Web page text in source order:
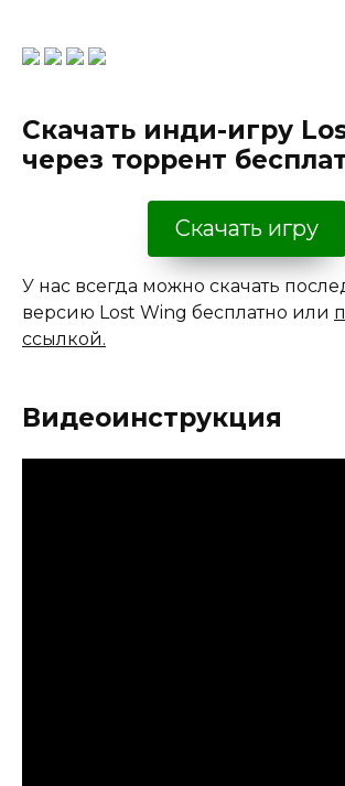
Скачать инди-игру
через торрент
Скачать игру
У нас всегда можно скачать
версию Lost Wing бесплатно или
ссылкой.
Видеоинструкция